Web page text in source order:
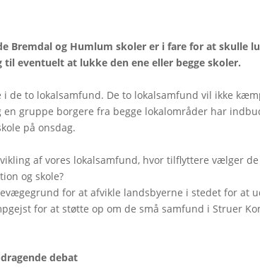
Bremdal og Humlum skoler er i fare for at skulle
eventuelt at lukke den ene eller begge skoler.
de to lokalsamfund. De to lokalsamfund vil ikke
gruppe borgere fra begge lokalområder har
på onsdag.
af vores lokalsamfund, hvor tilflyttere vælger
og skole?
for at afvikle landsbyerne i stedet for at
for at støtte op om de små samfund i Struer
debat